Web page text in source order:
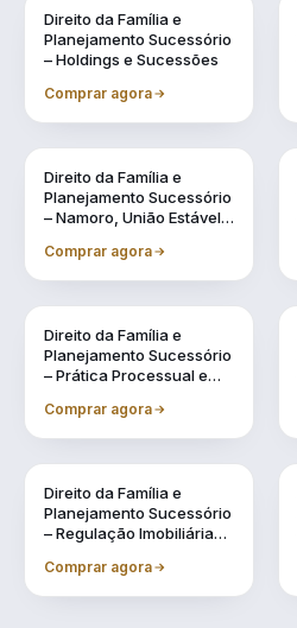
Direito da Família e
Planejamento Sucessório
– Holdings e Sucessões
Comprar agora
Direito da Família e
Planejamento Sucessório
– Namoro, União Estável e
Possibilidades
Comprar agora
Direito da Família e
Planejamento Sucessório
– Prática Processual e
Sucessão, Inventários e
Testamentos
Comprar agora
Direito da Família e
Planejamento Sucessório
– Regulação Imobiliária
Comprar agora